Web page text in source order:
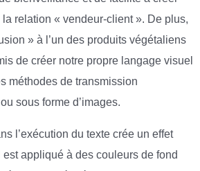
relation « vendeur-client ». De plus,
» à l’un des produits végétaliens
de créer notre propre langage visuel
méthodes de transmission
sous forme d’images.
l’exécution du texte crée un effet
appliqué à des couleurs de fond